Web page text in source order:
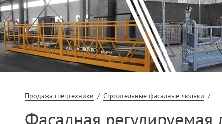
Продажа спецтехники / Строительные фасадные люльки /
Фасадная